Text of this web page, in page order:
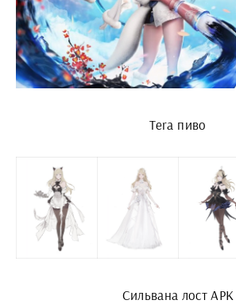
Tera пиво
Сильвана лост АРК